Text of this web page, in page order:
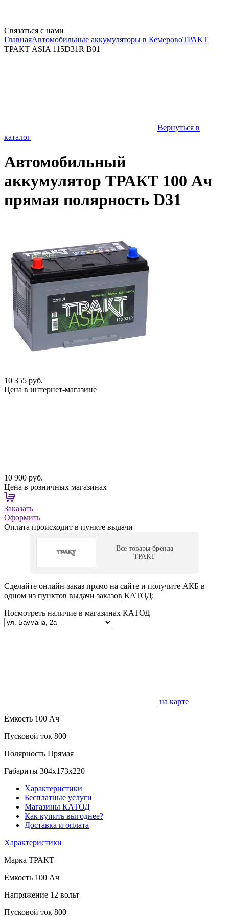
Связаться с нами
ГлавнаяАвтомобильные аккумуляторы в КемеровоТРАКТ
ТРАКТ ASIA 115D31R B01
Вернуться в
каталог
Автомобильный
аккумулятор ТРАКТ 100 Ач
прямая полярность D31
10 355 руб.
Цена в интернет-магазине
10 900 руб.
Цена в розничных магазинах
Заказать
Оформить
Оплата происходит в пункте выдачи
Все товары бренда
ТРАКТ
Сделайте онлайн-заказ прямо на сайте и получите АКБ в
одном из пунктов выдачи заказов КАТОД:
Посмотреть наличие в магазинах КАТОД
на карте
Ёмкость 100 Ач
Пусковой ток 800
Полярность Прямая
Габариты 304x173x220
Характеристики
Бесплатные услуги
Магазины КАТОД
Как купить выгоднее?
Доставка и оплата
Характеристики
Марка ТРАКТ
Ёмкость 100 Ач
Напряжение 12 вольт
Пусковой ток 800